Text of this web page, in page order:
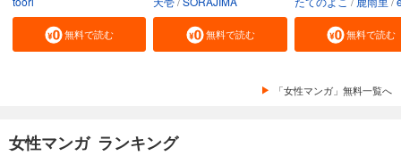
無料で読む 無料で読む 無料で読む
「女性マンガ」無料一覧へ
女性マンガ ランキング